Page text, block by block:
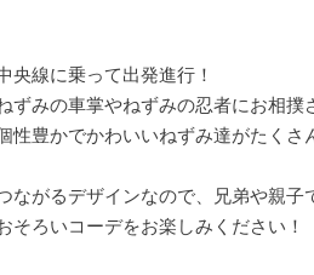
央線に乗って出発進行！
ずみの車掌やねずみの忍者にお相撲
性豊かでかわいいねずみ達がたくさ
ながるデザインなので、兄弟や親子
そろいコーデをお楽しみください！